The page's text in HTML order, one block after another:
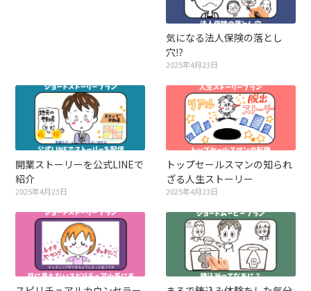
気になる法人保険の落とし
穴⁉︎
2025年4月23日
開業ストーリーを公式LINEで
紹介
2025年4月23日
トップセールスマンの知られ
ざる人生ストーリー
2025年4月23日